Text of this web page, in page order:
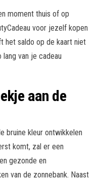
moment thuis of op
voor jezelf kopen
het saldo op de kaart niet
van je cadeau
aan de
bruine kleur ontwikkelen
komt, zal er een
gezonde en
van de zonnebank. Naast